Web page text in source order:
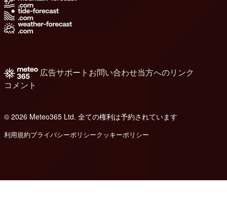
広告サポート お問い合わせ当方へのリンク
コメント
© 2026 Meteo365 Ltd. 全ての権利は予約されています
利用規約プライバシーポリシークッキーポリシー